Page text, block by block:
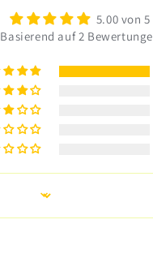
5.00 von 5
Basierend auf 2